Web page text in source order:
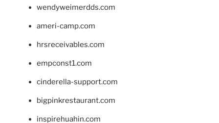
wendyweimerdds.com
ameri-camp.com
hrsreceivables.com
empconst1.com
cinderella-support.com
bigpinkrestaurant.com
inspirehuahin.com